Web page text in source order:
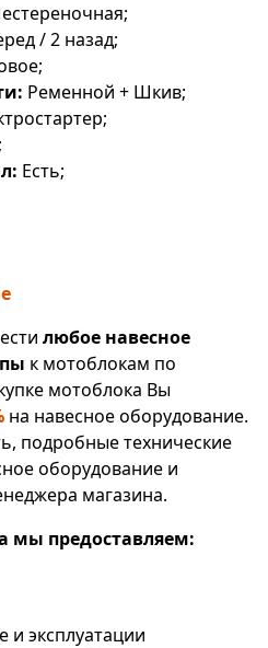
/ 2 назад;
Ременной + Шкив;
Есть;
любое навесное
к мотоблокам по
мотоблока Вы
на навесное оборудование.
подробные технические
оборудование и
магазина.
мы предоставляем:
и эксплуатации